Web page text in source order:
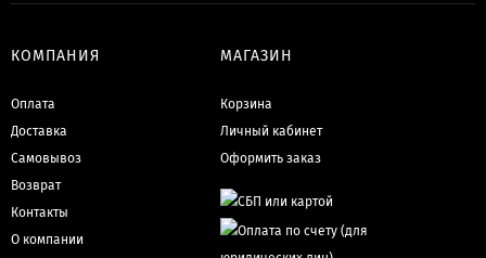
КОМПАНИЯ
Оплата
Доставка
Самовывоз
Возврат
Контакты
О компании
МАГАЗИН
Корзина
Личный кабинет
Оформить заказ